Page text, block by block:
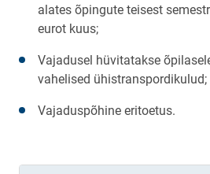
alates õpingute teisest
eurot kuus;
Vajadusel hüvitatakse
vahelised ühistranspordikulud;
Vajaduspõhine eritoetus.